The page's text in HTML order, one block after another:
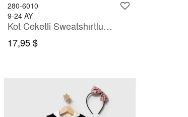
280-6010
9-24 AY
Kot Ceketli Sweatshırtlu Pantolonlu Takım
17,95 $